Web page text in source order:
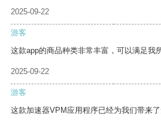
2025-09-22
游客
这款app的商品种类非常丰富，可以满足我
2025-09-22
游客
这款加速器VPM应用程序已经为我们带来了